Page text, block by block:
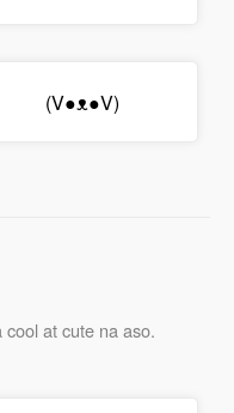
(V●ᴥ●V)
at cute na aso.